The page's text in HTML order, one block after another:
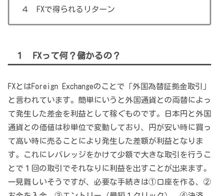
４ FXで得られるリターン
１ FXって何？儲かるの？
FXとはForeign Exchangeのことで「外国為替証拠金取引」
と言われています。簡単にいうと外国通貨との両替によっ
て発生した差金を利益として稼ぐものです。日本円と外国
通貨との価値は秒単位で変動しており、円が安い時に買っ
て高い時に売ることにより発生した差額が利益となりま
す。これにレバレッジをかけて少額で大きな取引を行うこ
とで１回の取引でそれなりに利益を出すことが出来ます。
一見難しいそうですが、必要な手続きは①口座を作る、②